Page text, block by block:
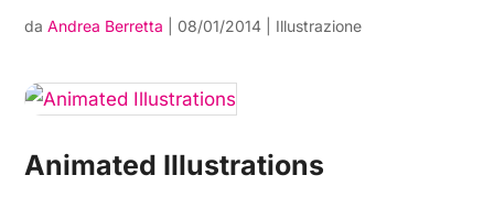
daAndrea Berretta 08/01/2014 Illustrazione
Animated Illustrations